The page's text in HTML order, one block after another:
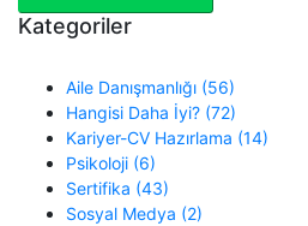
Kategoriler
Aile Danışmanlığı (56)
Hangisi Daha İyi? (72)
Kariyer-CV Hazırlama (14)
Psikoloji (6)
Sertifika (43)
Sosyal Medya (2)